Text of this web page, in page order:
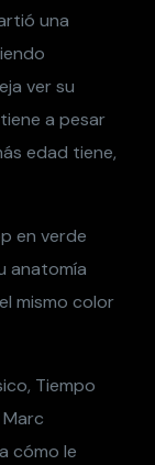
una
ver su
a pesar
edad tiene,
en verde
anatomía
mismo color
Tiempo
cómo le